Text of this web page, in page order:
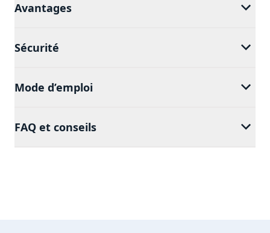
Avantages
Sécurité
Mode d’emploi
FAQ et conseils